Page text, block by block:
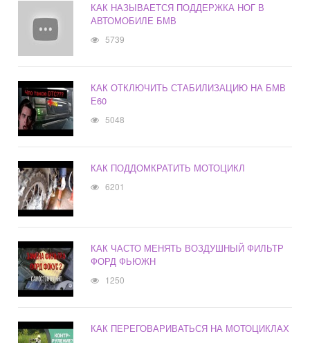
КАК НАЗЫВАЕТСЯ ПОДДЕРЖКА НОГ В
АВТОМОБИЛЕ БМВ
5739
КАК ОТКЛЮЧИТЬ СТАБИЛИЗАЦИЮ НА БМВ
Е60
5048
КАК ПОДДОМКРАТИТЬ МОТОЦИКЛ
6201
КАК ЧАСТО МЕНЯТЬ ВОЗДУШНЫЙ ФИЛЬТР
ФОРД ФЬЮЖН
1250
КАК ПЕРЕГОВАРИВАТЬСЯ НА МОТОЦИКЛАХ